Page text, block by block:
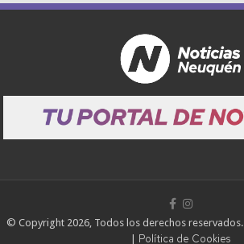
© Copyright 2026, Todos los derechos reservados.
Política de Cookies